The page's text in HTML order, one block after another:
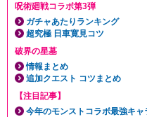
呪術廻戦コラボ第3弾
ガチャあたりランキング
超究極 日車寛見コツ
破界の星墓
情報まとめ
追加クエスト コツまとめ
【注目記事】
今年のモンストコラボ最強キャ